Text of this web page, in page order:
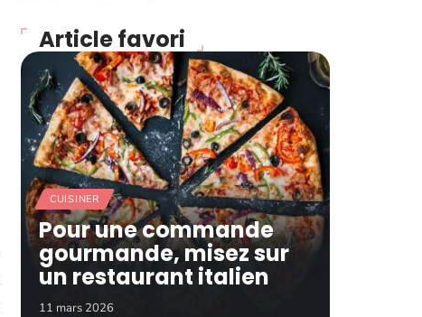
Article favori
CUISINER
Pour une commande
gourmande, misez sur
un restaurant italien
11 mars 2026